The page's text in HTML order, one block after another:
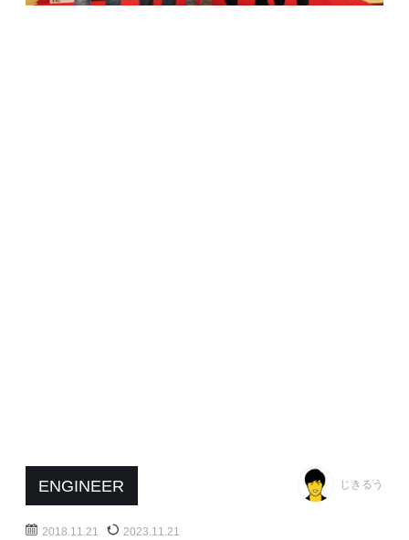
ENGINEER じきるう
2018.11.21
2023.11.21